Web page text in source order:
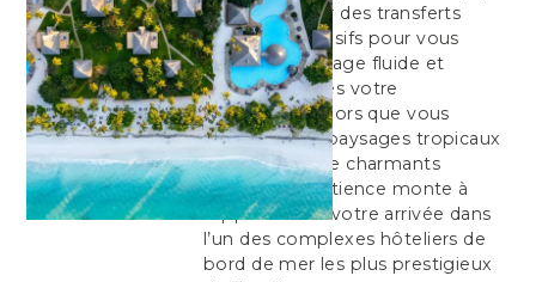
peut organiser des transferts
aéroport exclusifs pour vous
assurer un voyage fluide et
confortable dès votre
atterrissage. Alors que vous
traversez des paysages tropicaux
luxuriants et de charmants
villages, l’impatience monte à
l’approche de votre arrivée dans
l’un des complexes hôteliers de
bord de mer les plus prestigieux